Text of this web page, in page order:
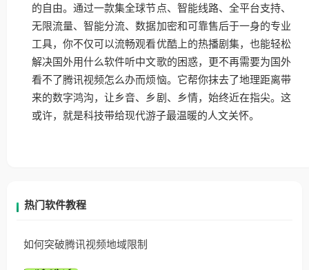
的自由。通过一款集全球节点、智能线路、全平台支持、
无限流量、智能分流、数据加密和可靠售后于一身的专业
工具，你不仅可以流畅观看优酷上的热播剧集，也能轻松
解决国外用什么软件听中文歌的困惑，更不再需要为国外
看不了腾讯视频怎么办而烦恼。它帮你抹去了地理距离带
来的数字鸿沟，让乡音、乡剧、乡情，始终近在指尖。这
或许，就是科技带给现代游子最温暖的人文关怀。
热门软件教程
如何突破腾讯视频地域限制